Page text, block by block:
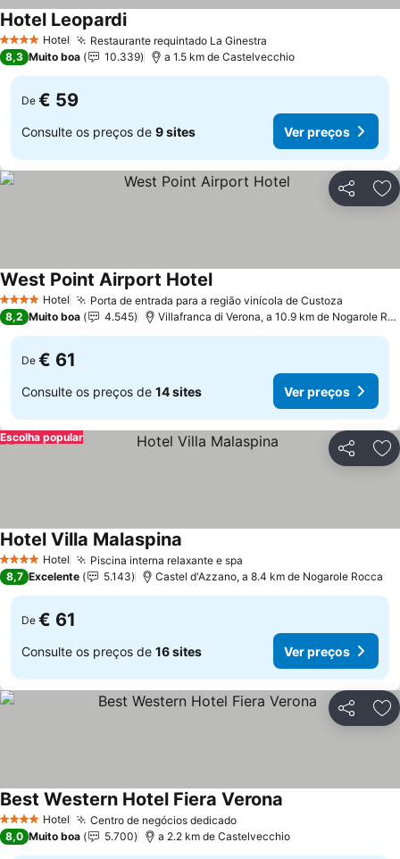
4 EstrelasHotel Restaurante requintado La Ginestra
Hotel Leopardi
8,3 Muito boa 10.339 a 1.5 km de Castelvecchio
De € 59
Consulte os preços de 9 sites Ver preços
Partilhar
4 EstrelasHotel Porta de entrada para a região vinícola de Custoza
West Point Airport Hotel
8,2 Muito boa 4.545 Villafranca di Verona, a 10.9 km de Nogarole Rocca
De € 61
Consulte os preços de 14 sites Ver preços
Partilhar
Escolha popular
4 EstrelasHotel Piscina interna relaxante e spa
Hotel Villa Malaspina
8,7 Excelente 5.143 Castel d'Azzano, a 8.4 km de Nogarole Rocca
De € 61
Consulte os preços de 16 sites Ver preços
Partilhar
4 EstrelasHotel Centro de negócios dedicado
Best Western Hotel Fiera Verona
8,0 Muito boa 5.700 a 2.2 km de Castelvecchio